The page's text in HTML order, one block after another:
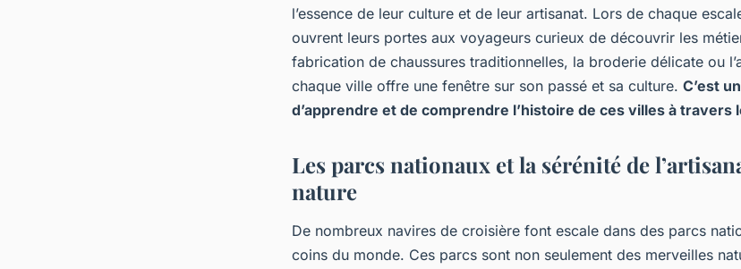
l’essence de leur culture et de leur artisanat. Lors de chaque
ouvrent leurs portes aux voyageurs curieux de découvrir les
fabrication de chaussures traditionnelles, la broderie délicate ou
chaque ville offre une fenêtre sur son passé et sa culture. C’est
d’apprendre et de comprendre l’histoire de ces villes à travers
Les parcs nationaux et la sérénité de
nature
De nombreux navires de croisière font escale dans des parcs
coins du monde. Ces parcs sont non seulement des merveilles